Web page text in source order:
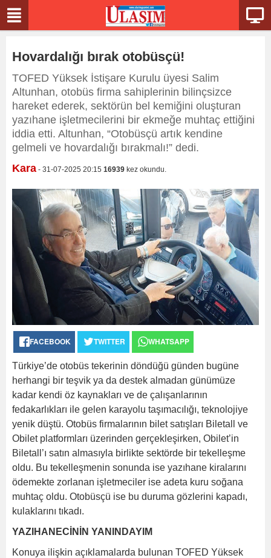
Hovardalığı bırak otobüsçü!
TOFED Yüksek İstişare Kurulu üyesi Salim
Altunhan, otobüs firma sahiplerinin bilinçsizce
hareket ederek, sektörün bel kemiğini oluşturan
yazıhane işletmecilerini bir ekmeğe muhtaç ettiğini
iddia etti. Altunhan, “Otobüsçü artık kendine
gelmeli ve hovardalığı bırakmalı!” dedi.
Kara - 31-07-2025 20:15 16939 kez okundu.
FACEBOOK TWITTER WHATSAPP
Türkiye’de otobüs tekerinin döndüğü günden bugüne
herhangi bir teşvik ya da destek almadan günümüze
kadar kendi öz kaynakları ve de çalışanlarının
fedakarlıkları ile gelen karayolu taşımacılığı, teknolojiye
yenik düştü. Otobüs firmalarının bilet satışları Biletall ve
Obilet platformları üzerinden gerçekleşirken, Obilet’in
Biletall’ı satın almasıyla birlikte sektörde bir tekelleşme
oldu. Bu tekelleşmenin sonunda ise yazıhane kiralarını
ödemekte zorlanan işletmeciler ise adeta kuru soğana
muhtaç oldu. Otobüsçü ise bu duruma gözlerini kapadı,
kulaklarını tıkadı.
YAZIHANECİNİN YANINDAYIM
Konuya ilişkin açıklamalarda bulunan TOFED Yüksek